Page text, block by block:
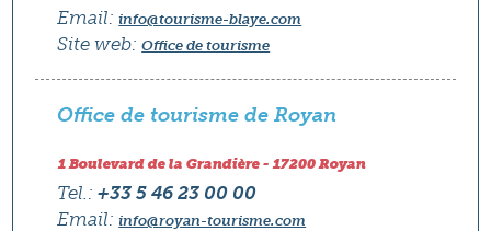
Email: info@tourisme-blaye.com
Site web: Office de tourisme
Office de tourisme de Royan
1 Boulevard de la Grandière - 17200 Royan
Tel.: +33 5 46 23 00 00
Email: info@royan-tourisme.com